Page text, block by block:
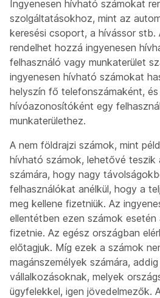
Ingyenesen hívható számokat
szolgáltatásokhoz, mint az
keresési csoport, a hívássor stb.
rendelhet hozzá ingyenesen
felhasználó vagy munkaterület
ingyenesen hívható számokat
helyszín fő telefonszámaként,
hívóazonosítóként egy
munkaterülethez.
A nem földrajzi számok, mint
hívható számok, lehetővé teszik
számára, hogy nagy
felhasználókat anélkül, hogy a
meg kellene fizetniük. Az
ellentétben ezen számok
fizetnie. Az egész országban
előtagjuk. Míg ezek a számok
magánszemélyek számára,
vállalkozásoknak, melyek
ügyfelekkel, igen jövedelmezők.